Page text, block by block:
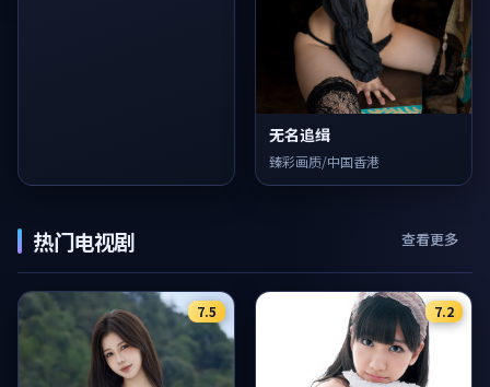
无名追缉
臻彩画质/中国香港
热门电视剧 查看更多
7.5 7.2